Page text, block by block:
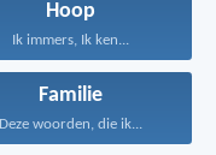
Hoop
Ik immers, Ik ken...
Familie
Deze woorden, die ik...